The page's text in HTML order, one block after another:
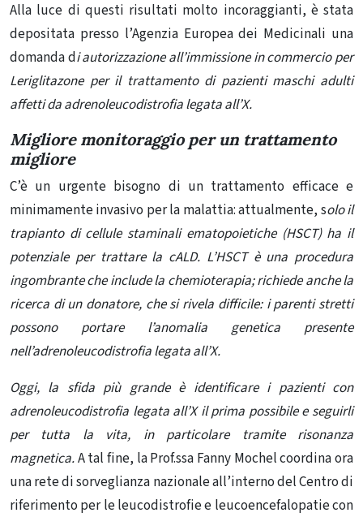
Alla luce di questi risultati molto incoraggianti, è stata
depositata presso l’Agenzia Europea dei Medicinali una
domanda di autorizzazione all’immissione in commercio per
Leriglitazone per il trattamento di pazienti maschi adulti
affetti da adrenoleucodistrofia legata all’X.
Migliore monitoraggio per un trattamento
migliore
C’è un urgente bisogno di un trattamento efficace e
minimamente invasivo per la malattia: attualmente, soloil
trapianto di cellule staminali ematopoietiche(HSCT) ha il
potenziale per trattare la cALD. L’HSCT è una procedura
ingombrante che include la chemioterapia; richiede anche la
ricerca di un donatore, che si rivela difficile: i parenti stretti
possono portare l’anomalia genetica presente
nell’adrenoleucodistrofia legata all’X.
Oggi, la sfida più grande è identificare i pazienti con
adrenoleucodistrofia legata all’X il prima possibile e seguirli
per tutta la vita, in particolare tramite risonanza
magnetica.A tal fine, la Prof.ssa Fanny Mochel coordina ora
una rete di sorveglianza nazionale all’interno del Centro di
riferimento per le leucodistrofie e leucoencefalopatie con